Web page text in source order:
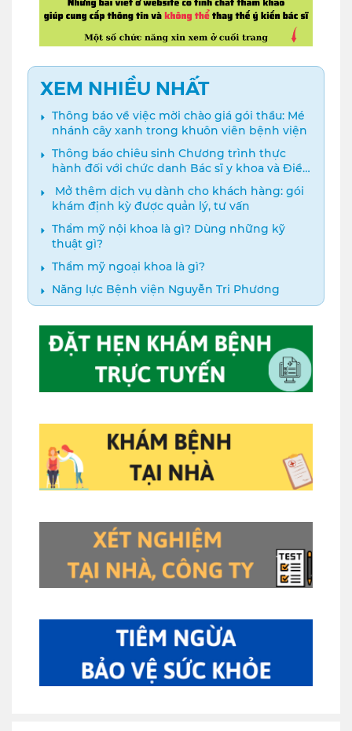
XEM NHIỀU NHẤT
Thông báo về việc mời chào giá gói thầu: Mé
nhánh cây xanh trong khuôn viên bệnh viện
Thông báo chiêu sinh Chương trình thực
hành đối với chức danh Bác sĩ y khoa và Điều
dưỡng năm 2024
️ Mở thêm dịch vụ dành cho khách hàng: gói
khám định kỳ được quản lý, tư vấn
Thẩm mỹ nội khoa là gì? Dùng những kỹ
thuật gì?
Thẩm mỹ ngoại khoa là gì?
Năng lực Bệnh viện Nguyễn Tri Phương